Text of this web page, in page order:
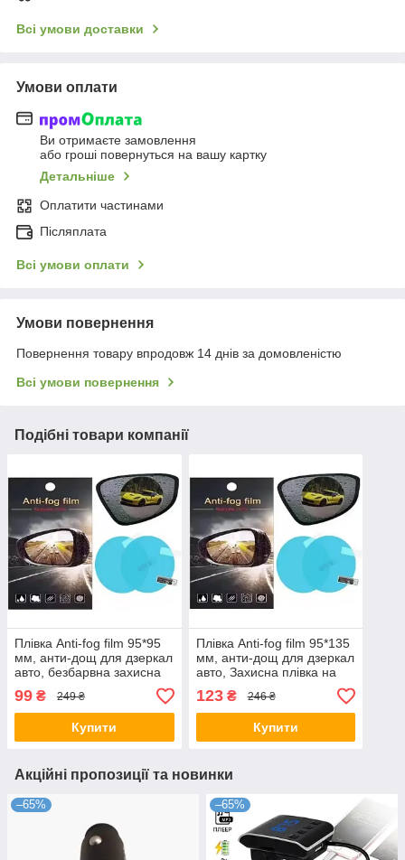
Всі умови доставки
Умови оплати
Ви отримаєте замовлення
або гроші повернуться на вашу картку
Детальніше
Оплатити частинами
Післяплата
Всі умови оплати
Умови повернення
Повернення товару впродовж 14 днів за домовленістю
Всі умови повернення
Подібні товари компанії
Плівка Anti-fog film 95*95
мм, анти-дощ для дзеркал
авто, безбарвна захисна
плівка від води відблисків і
бруду
99 ₴ 249 ₴
Купити
Плівка Anti-fog film 95*135
мм, анти-дощ для дзеркал
авто, Захисна плівка на
бічні дзеркала авто
123₴ 246 ₴
Купити
Акційні пропозиції та новинки
–65% –65%